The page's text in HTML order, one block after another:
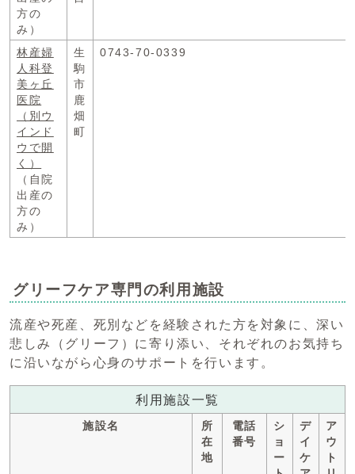
方の
み）
林産婦
人科登
美ヶ丘
医院
（別ウ
インド
ウで開
く）
（自院
出産の
方の
み）
生
駒
市
鹿
畑
町
0743-70-0339
グリーフケア専門の利用施設
流産や死産、死別などを経験された方を対象に、深い
悲しみ（グリーフ）に寄り添い、それぞれのお気持ち
に沿いながら心身のサポートを行います。
利用施設一覧
施設名
所
在
地
電話
番号
シ
ョ
ー
デ
イ
ケ
ア
ウ
ト